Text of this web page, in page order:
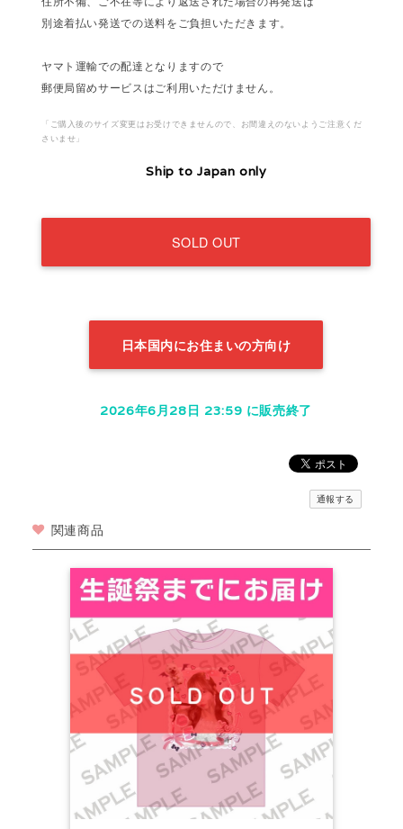
別途着払い発送での送料をご負担いただきます。
ヤマト運輸での配達となりますので
郵便局留めサービスはご利用いただけません。
「ご購入後のサイズ変更はお受けできませんので、お間違えのないようご注意くだ
さいませ」
Ship to Japan only
SOLD OUT
日本国内にお住まいの方向け
2026年6月28日 23:59 に販売終了
通報する
関連商品